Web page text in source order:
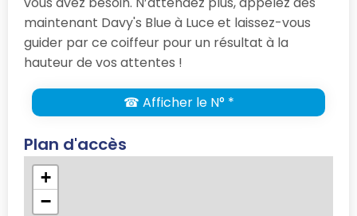
maintenant Davy's Blue à Luce et laissez-vous
guider par ce coiffeur pour un résultat à la
hauteur de vos attentes !
☎ Afficher le N° *
Plan d'accès
+
−